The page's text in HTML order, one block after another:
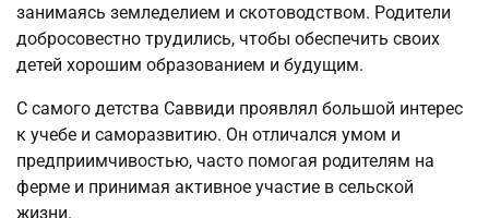
занимаясь земледелием и скотоводством. Родители
добросовестно трудились, чтобы обеспечить своих
детей хорошим образованием и будущим.
С самого детства Саввиди проявлял большой интерес
к учебе и саморазвитию. Он отличался умом и
предприимчивостью, часто помогая родителям на
ферме и принимая активное участие в сельской
жизни.